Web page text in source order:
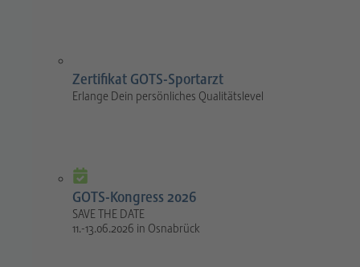
Zertifikat GOTS-Sportarzt
Erlange Dein persönliches Qualitätslevel
GOTS-Kongress 2026
SAVE THE DATE
11.-13.06.2026 in Osnabrück